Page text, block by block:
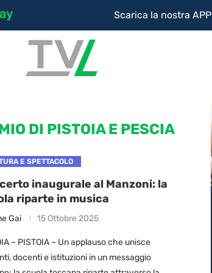
Scarica la nostra APP
DI PISTOIA E PESCIA
E SPETTACOLO
inaugurale al Manzoni: la
riparte in musica
Gai 15 Ottobre 2025
– PISTOIA – Un applauso che unisce
docenti e istituzioni in un messaggio